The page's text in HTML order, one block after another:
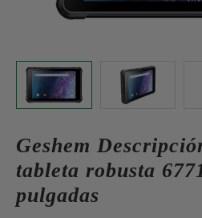
Geshem
tableta robusta
pulgadas